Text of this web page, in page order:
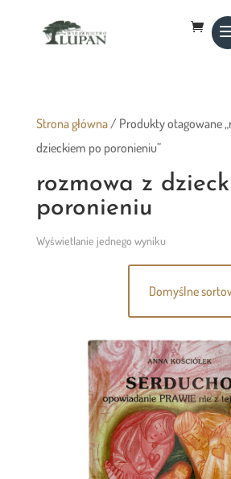
Strona główna/ Produkty otagowane
dzieckiem po poronieniu”
rozmowa z
poronieniu
Wyświetlanie jednego wyniku